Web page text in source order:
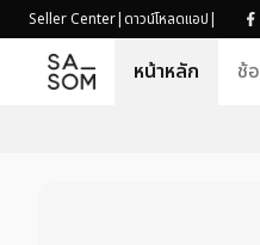
Seller Center| ดาวน์โหลดแอป|
หน้าหลัก ช้